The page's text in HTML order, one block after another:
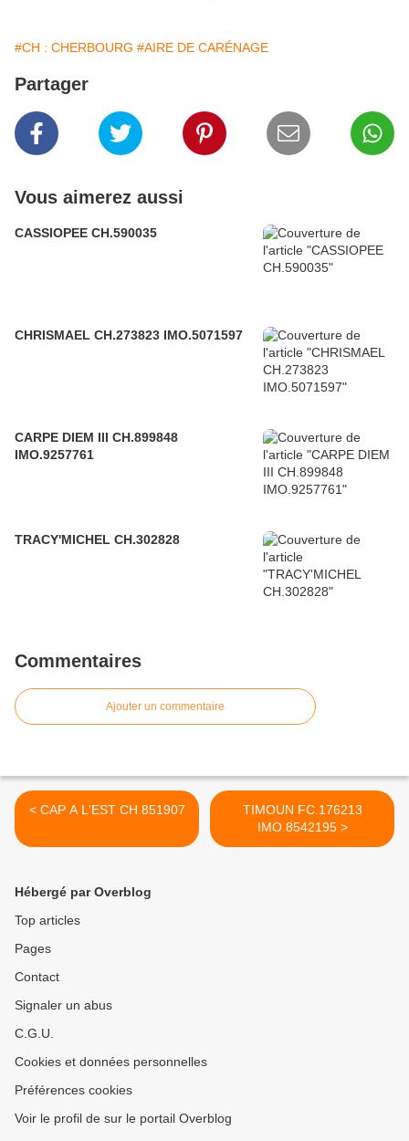
#CH : CHERBOURG #AIRE DE CARÉNAGE
Partager
Vous aimerez aussi
CASSIOPEE CH.590035
CHRISMAEL CH.273823 IMO.5071597
CARPE DIEM III CH.899848
IMO.9257761
TRACY'MICHEL CH.302828
Commentaires
Ajouter un commentaire
< CAP A L'EST CH.851907
TIMOUN FC.176213
IMO.8542195 >
Hébergé par Overblog
Top articles
Pages
Contact
Signaler un abus
C.G.U.
Cookies et données personnelles
Préférences cookies
Voir le profil de sur le portail Overblog